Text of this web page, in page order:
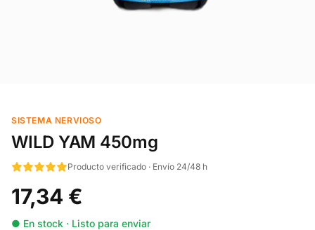
SISTEMA NERVIOSO
WILD YAM 450mg
Producto verificado · Envío 24/48 h
17,34 €
● En stock · Listo para enviar